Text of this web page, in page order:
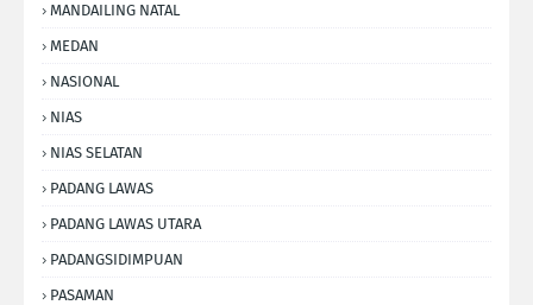
MANDAILING NATAL
MEDAN
NASIONAL
NIAS
NIAS SELATAN
PADANG LAWAS
PADANG LAWAS UTARA
PADANGSIDIMPUAN
PASAMAN